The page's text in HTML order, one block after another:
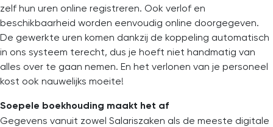
zelf hun uren online registreren. Ook verlof en
beschikbaarheid worden eenvoudig online doorgegeven.
De gewerkte uren komen dankzij de koppeling automatisch
in ons systeem terecht, dus je hoeft niet handmatig van
alles over te gaan nemen. En het verlonen van je personeel
kost ook nauwelijks moeite!
Soepele boekhouding maakt het af
Gegevens vanuit zowel Salariszaken als de meeste digitale